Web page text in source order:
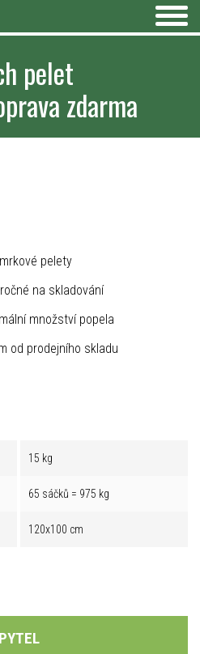
pelet
zdarma
pelety
na skladování
množství popela
od prodejního skladu
15 kg
65 sáčků = 975 kg
120x100 cm
PYTEL